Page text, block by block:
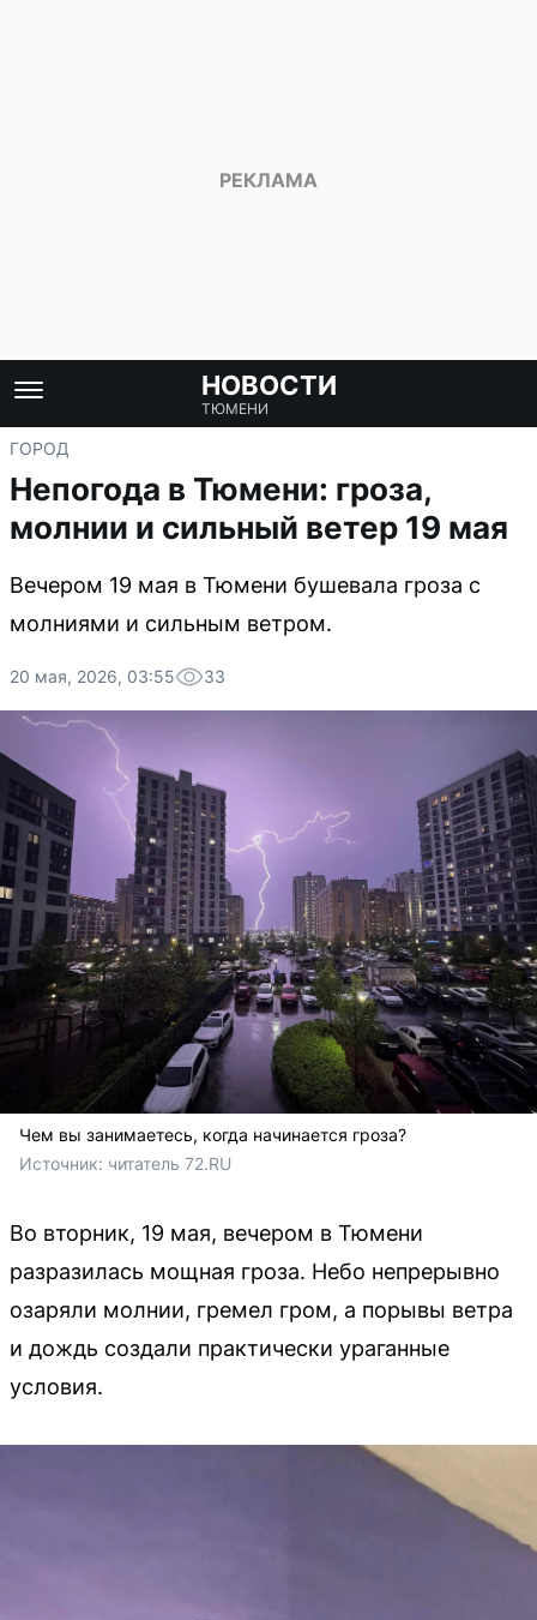
НОВОСТИ
ТЮМЕНИ
ГОРОД
Непогода в Тюмени: гроза,
молнии и сильный ветер 19 мая
Вечером 19 мая в Тюмени бушевала гроза с
молниями и сильным ветром.
20 мая, 2026, 03:55 33
Чем вы занимаетесь, когда начинается гроза?
Источник: читатель 72.RU
Во вторник, 19 мая, вечером в Тюмени
разразилась мощная гроза. Небо непрерывно
озаряли молнии, гремел гром, а порывы ветра
и дождь создали практически ураганные
условия.